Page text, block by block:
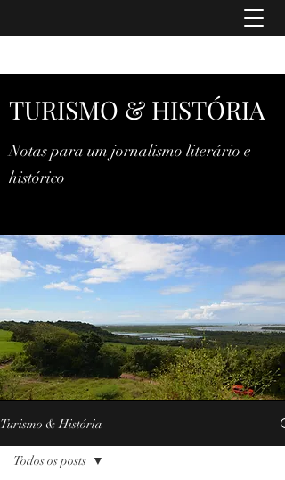
TURISMO & HISTÓRIA
Notas para um jornalismo literário e
histórico
Turismo & História
Todos os posts